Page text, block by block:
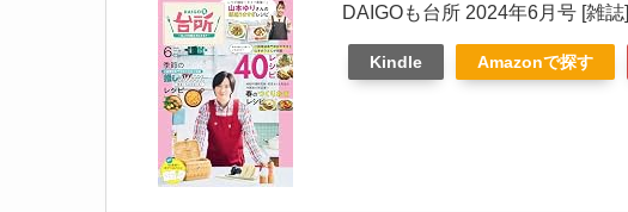
DAIGOも台所 2024年6月号 [雑誌]
Kindle Amazonで探す